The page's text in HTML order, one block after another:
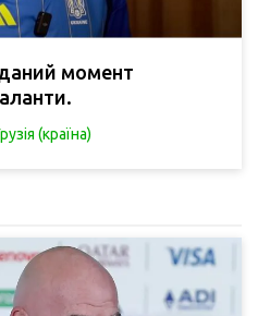
даний момент
(країна)